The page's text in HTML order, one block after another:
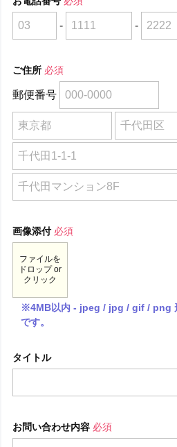
- -
ご住所 必須
郵便番号
画像添付 必須
ファイルを
ドロップ or
クリック
※4MB以内 - jpeg / jpg / gif / png
です。
タイトル
お問い合わせ内容 必須